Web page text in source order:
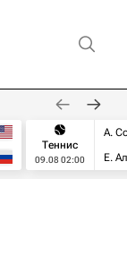
Теннис
09.08 02:00
А.
Е.